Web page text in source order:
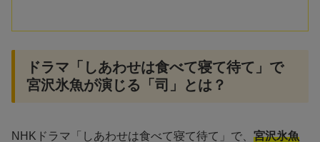
ドラマ「しあわせは食べて寝て待て」で
宮沢氷魚が演じる「司」とは？
NHKドラマ「しあわせは食べて寝て待て」で、 宮沢氷魚